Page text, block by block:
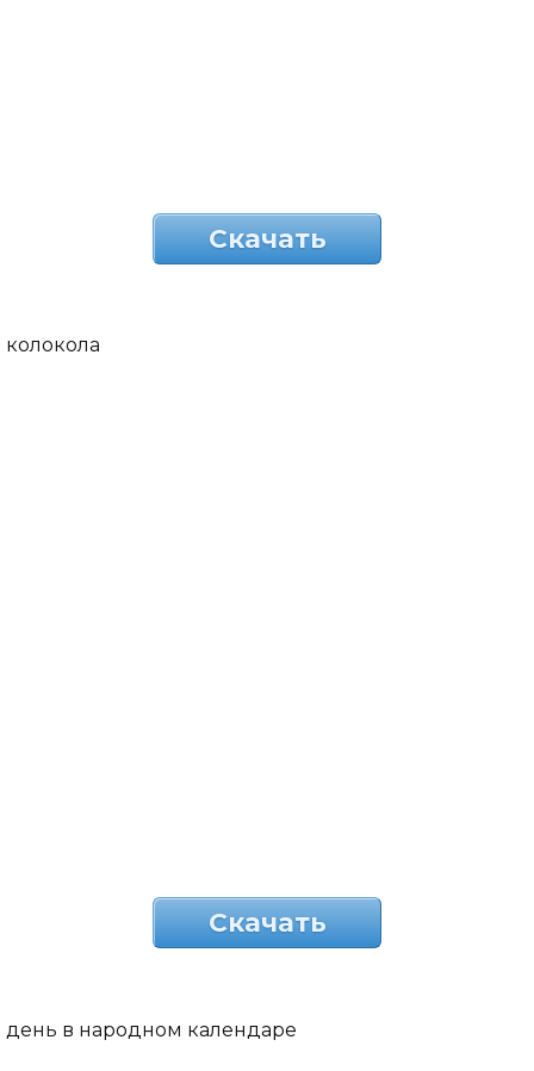
Скачать
колокола
Скачать
день в народном календаре